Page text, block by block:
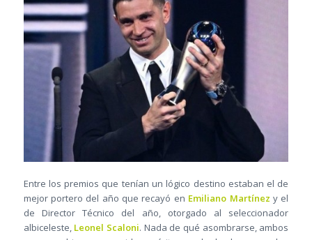
Entre los premios que tenían un lógico destino estaban el de
mejor portero del año que recayó en Emiliano Martínez y el
de Director Técnico del año, otorgado al seleccionador
albiceleste, Leonel Scaloni. Nada de qué asombrarse, ambos